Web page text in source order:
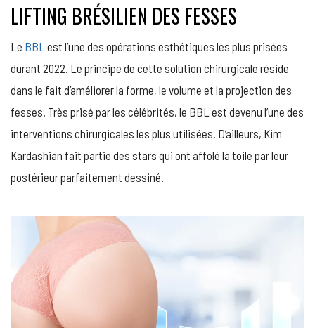
LIFTING BRÉSILIEN DES FESSES
Le BBL est l’une des opérations esthétiques les plus prisées
durant 2022. Le principe de cette solution chirurgicale réside
dans le fait d’améliorer la forme, le volume et la projection des
fesses. Très prisé par les célébrités, le BBL est devenu l’une des
interventions chirurgicales les plus utilisées. D’ailleurs, Kim
Kardashian fait partie des stars qui ont affolé la toile par leur
postérieur parfaitement dessiné.